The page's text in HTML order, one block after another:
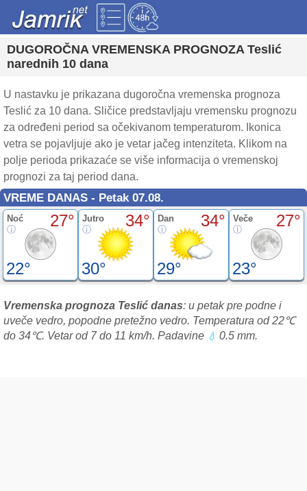
DUGOROČNA VREMENSKA PROGNOZA Teslić
narednih 10 dana
U nastavku je prikazana dugoročna vremenska prognoza
Teslić za 10 dana. Sličice predstavljaju vremensku prognozu
za određeni period sa očekivanom temperaturom. Ikonica
vetra se pojavljuje ako je vetar jačeg intenziteta. Klikom na
polje perioda prikazaće se više informacija o vremenskoj
prognozi za taj period dana.
VREME DANAS - Petak 07.08.
Noć 27°
22°
Jutro 34°
30°
Dan 34°
29°
Veče 27°
23°
Vremenska prognoza Teslić danas: u petak pre podne i
uveče vedro, popodne pretežno vedro. Temperatura od 22℃
do 34℃. Vetar od 7 do 11 km/h. Padavine 💧 0.5 mm.